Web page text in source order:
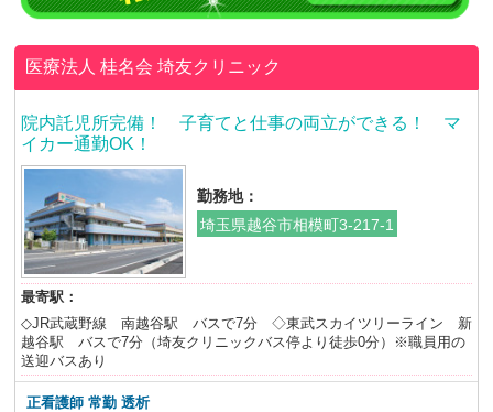
医療法人 桂名会埼友クリニック
院内託児所完備！ 子育てと仕事の両立ができる！ マ
イカー通勤OK！
勤務地：
埼玉県越谷市相模町3-217-1
最寄駅：
◇JR武蔵野線 南越谷駅 バスで7分 ◇東武スカイツリーライン 新
越谷駅 バスで7分（埼友クリニックバス停より徒歩0分）※職員用の
送迎バスあり
正看護師 常勤 透析